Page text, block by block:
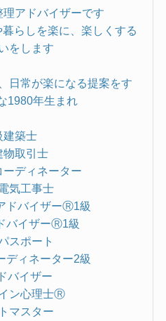
アドバイザーです
らしを楽に、楽しくする
をします
日常が楽になる提案をす
1980年生まれ
建築士
物取引士
ーディネーター
気工事士
ドバイザーⓇ1級
バイザーⓇ1級
スポート
ディネーター2級
バイザー
ン心理士Ⓡ
マスター